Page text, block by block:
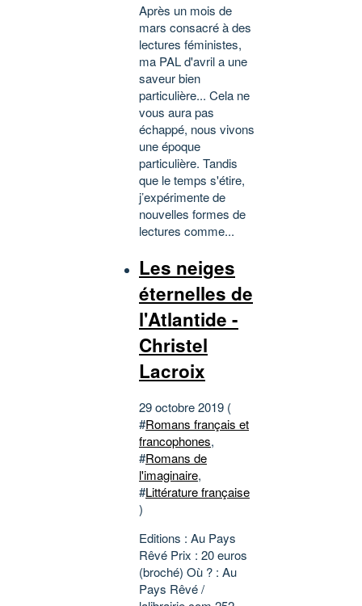
Après un mois de
mars consacré à des
lectures féministes,
ma PAL d'avril a une
saveur bien
particulière... Cela ne
vous aura pas
échappé, nous vivons
une époque
particulière. Tandis
que le temps s'étire,
j’expérimente de
nouvelles formes de
lectures comme...
Les neiges
éternelles de
l'Atlantide -
Christel
Lacroix
29 octobre 2019 (
#Romans français et
francophones,
#Romans de
l'imaginaire,
#Littérature française
)
Editions : Au Pays
Rêvé Prix : 20 euros
(broché) Où ? : Au
Pays Rêvé /